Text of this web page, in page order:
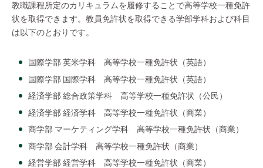
教職課程所定のカリキュラムを履修することで高等学校一種免許
状を取得できます。教員免許状を取得できる学部学科および科目
は以下のとおりです。
国際学部 英米学科 高等学校一種免許状（英語）
国際学部 国際学科 高等学校一種免許状（英語）
経済学部 総合政策学科 高等学校一種免許状（公民）
経済学部 経済学科 高等学校一種免許状（商業）
商学部 マーケティング学科 高等学校一種免許状（商業）
商学部 会計学科 高等学校一種免許状（商業）
経営学部 経営学科 高等学校一種免許状（商業）